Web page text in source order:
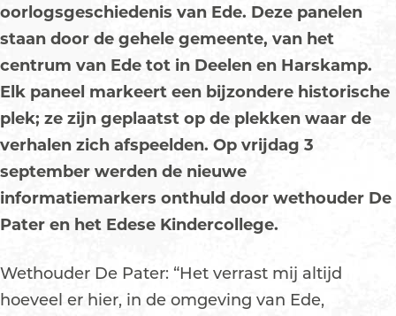
oorlogsgeschiedenis van Ede. Deze panelen
staan door de gehele gemeente, van het
centrum van Ede tot in Deelen en Harskamp.
Elk paneel markeert een bijzondere historische
plek; ze zijn geplaatst op de plekken waar de
verhalen zich afspeelden. Op vrijdag 3
september werden de nieuwe
informatiemarkers onthuld door wethouder De
Pater en het Edese Kindercollege.
Wethouder De Pater: “Het verrast mij altijd
hoeveel er hier, in de omgeving van Ede,